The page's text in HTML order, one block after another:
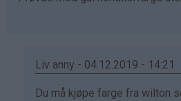
Liv anny - 04.12.2019 - 14:21
Som
Du må kjøpe farge fra wilton